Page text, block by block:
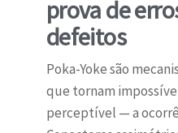
prova de
defeitos
Poka-Yoke são
que tornam
perceptível — a